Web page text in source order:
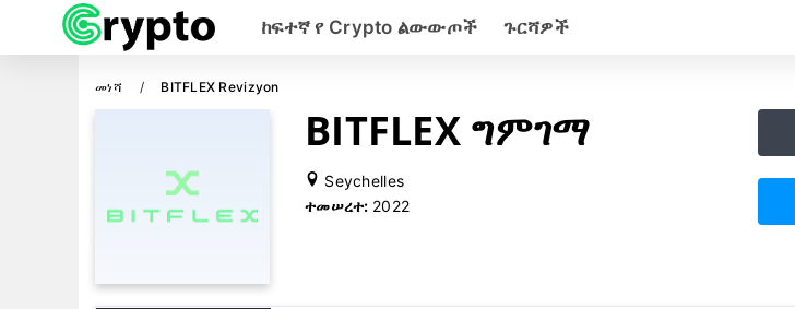
ከፍተኛ የ Crypto ልውውጦች ጉርሻዎች
መነሻ BITFLEX Revizyon
BITFLEX ግምገማ
Seychelles
ተመሠረተ: 2022